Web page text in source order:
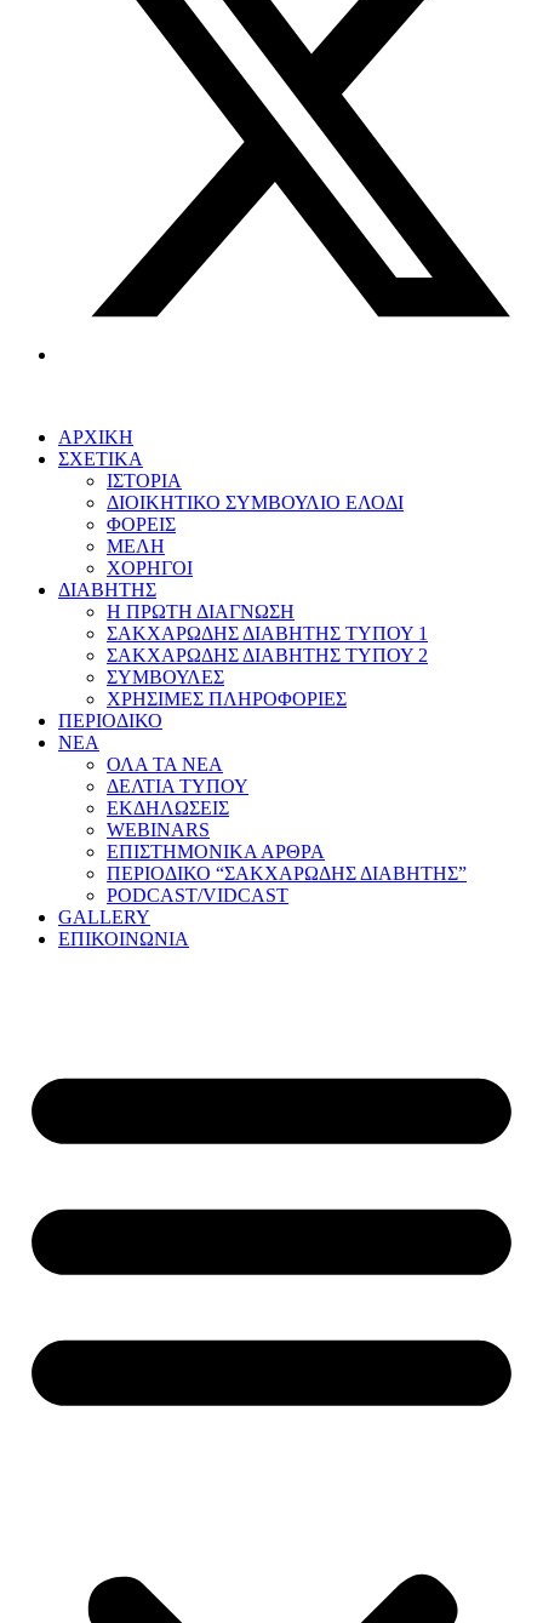
ΑΡΧΙΚΗ
ΣΧΕΤΙΚΑ
ΙΣΤΟΡΙΑ
ΔΙΟΙΚΗΤΙΚΟ ΣΥΜΒΟΥΛΙΟ ΕΛΟΔΙ
ΦΟΡΕΙΣ
ΜΕΛΗ
ΧΟΡΗΓΟΙ
ΔΙΑΒΗΤΗΣ
Η ΠΡΩΤΗ ΔΙΑΓΝΩΣΗ
ΣΑΚΧΑΡΩΔΗΣ ΔΙΑΒΗΤΗΣ ΤΥΠΟΥ 1
ΣΑΚΧΑΡΩΔΗΣ ΔΙΑΒΗΤΗΣ ΤΥΠΟΥ 2
ΣΥΜΒΟΥΛΕΣ
ΧΡΗΣΙΜΕΣ ΠΛΗΡΟΦΟΡΙΕΣ
ΠΕΡΙΟΔΙΚΟ
ΝΕΑ
ΟΛΑ ΤΑ ΝΕΑ
ΔΕΛΤΙΑ ΤΥΠΟΥ
ΕΚΔΗΛΩΣΕΙΣ
WEBINARS
ΕΠΙΣΤΗΜΟΝΙΚΑ ΑΡΘΡΑ
ΠΕΡΙΟΔΙΚΟ “ΣΑΚΧΑΡΩΔΗΣ ΔΙΑΒΗΤΗΣ”
PODCAST/VIDCAST
GALLERY
ΕΠΙΚΟΙΝΩΝΙΑ